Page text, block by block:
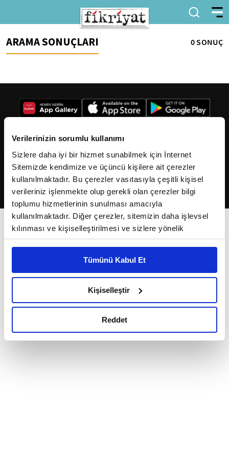
Verilerinizin sorumlu kullanımı
Sizlere daha iyi bir hizmet sunabilmek için İnternet
Sitemizde kendimize ve üçüncü kişilere ait çerezler
kullanılmaktadır. Bu çerezler vasıtasıyla çeşitli kişisel
verileriniz işlenmekte olup gerekli olan çerezler bilgi
toplumu hizmetlerinin sunulması amacıyla
kullanılmaktadır. Diğer çerezler, sitemizin daha işlevsel
kılınması ve kişiselleştirilmesi ve sizlere yönelik
reklam/pazarlama faaliyetlerinin yapılması, amaçlarıyla
Çerezlere ilişkin tercihlerinizi çerez paneli vasıtasıyla
belirleyebilirsiniz. Çerezlere ilişkin detaylı bilgi için
Ayarlar butonuna tıklayabilir,Çerez Bilgilendirme
Metnimizi ziyaret edebilirsiniz.
okumak ve sitemizi ziyaretiniz kapsamında
Tümünü Kabul Et
Kişiselleştir
Reddet
ARAMA SONUÇLARI 0 SONUÇ
2026Fikriyat. Tüm hakları saklıdır.